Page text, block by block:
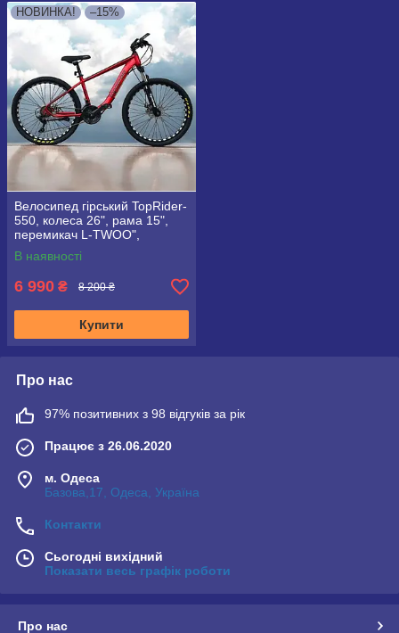
НОВИНКА! –15%
Велосипед гірський TopRider-
550, колеса 26", рама 15",
перемикач L-TWOO",
червоний
В наявності
6 990 ₴ 8 200 ₴
Купити
Про нас
97% позитивних з 98 відгуків за рік
Працює з 26.06.2020
м. Одеса
Базова,17, Одеса, Україна
Контакти
Сьогодні вихідний
Показати весь графік роботи
Про нас